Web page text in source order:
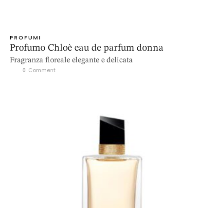
PROFUMI
Profumo Chloè eau de parfum donna
Fragranza floreale elegante e delicata
0 Comment